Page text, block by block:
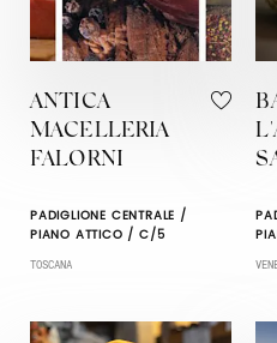
ANTICA
MACELLERIA
FALORNI
PADIGLIONE CENTRALE /
PIANO ATTICO / C/5
TOSCANA